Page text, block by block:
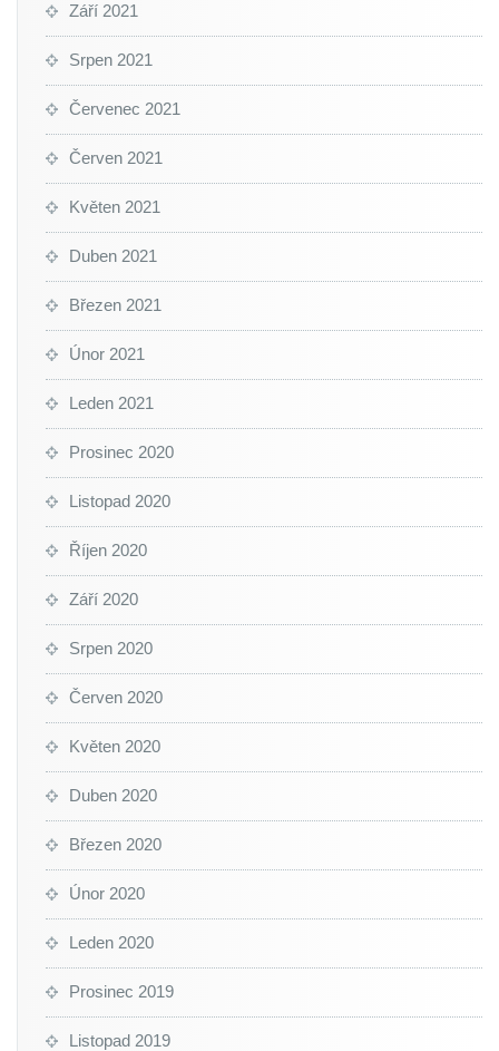
Září 2021
Srpen 2021
Červenec 2021
Červen 2021
Květen 2021
Duben 2021
Březen 2021
Únor 2021
Leden 2021
Prosinec 2020
Listopad 2020
Říjen 2020
Září 2020
Srpen 2020
Červen 2020
Květen 2020
Duben 2020
Březen 2020
Únor 2020
Leden 2020
Prosinec 2019
Listopad 2019